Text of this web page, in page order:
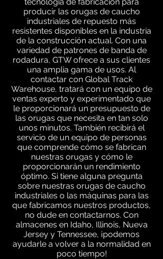
producir las orugas de caucho
industriales de repuesto más
resistentes disponibles en la industria
de la construcción actual. Con una
variedad de patrones de banda de
rodadura, GTW ofrece a sus clientes
una amplia gama de usos. Al
contactar con Global Track
Warehouse, tratará con un equipo de
ventas experto y experimentado que
le proporcionará un presupuesto de
las orugas que necesita en tan solo
unos minutos. También recibirá el
servicio de un equipo de personas
que comprende cómo se fabrican
nuestras orugas y cómo le
proporcionarán un rendimiento
óptimo. Si tiene alguna pregunta
sobre nuestras orugas de caucho
industriales o las máquinas para las
que fabricamos nuestros productos,
no dude en contactarnos. Con
almacenes en Idaho, Illinois, Nueva
Jersey y Tennessee, ¡podemos
ayudarle a volver a la normalidad en
poco tiempo!